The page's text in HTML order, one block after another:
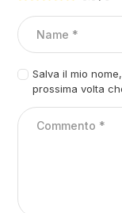
Salva il mio
prossima volta